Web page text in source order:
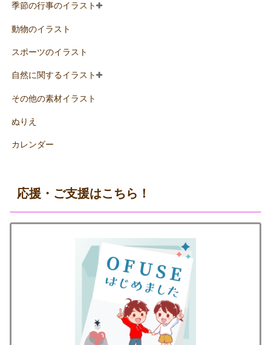
季節の行事のイラスト
動物のイラスト
スポーツのイラスト
自然に関するイラスト
その他の素材イラスト
ぬりえ
カレンダー
応援・ご支援はこちら！